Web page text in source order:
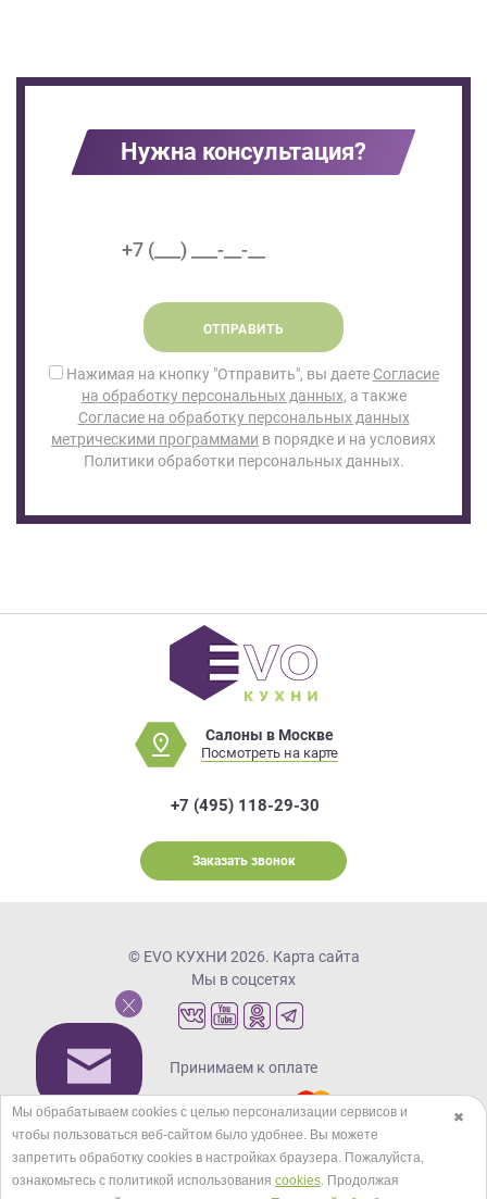
Нужна консультация?
ОТПРАВИТЬ
Нажимая на кнопку "Отправить", вы даете Согласие
на обработку персональных данных, а также
Согласие на обработку персональных данных
метрическими программами в порядке и на условиях
Политики обработки персональных данных.
Салоны в Москве
Посмотреть на карте
+7 (495) 118-29-30
Заказать звонок
© EVO КУХНИ 2026. Карта сайта
Мы в соцсетях
Принимаем к оплате
Кредиты и рассрочка
✖
Мы обрабатываем cookies с целью персонализации сервисов и
чтобы пользоваться веб-сайтом было удобнее. Вы можете
запретить обработку сookies в настройках браузера. Пожалуйста,
ознакомьтесь с политикой использования cookies. Продолжая